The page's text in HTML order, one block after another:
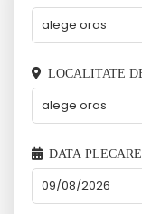
LOCALITATE
DATA